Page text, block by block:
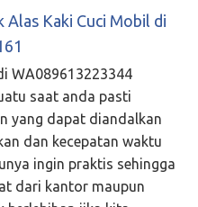
Kaki Cuci Mobil di
WA089613223344
saat anda pasti
yang dapat diandalkan
dan kecepatan waktu
ingin praktis sehingga
dari kantor maupun